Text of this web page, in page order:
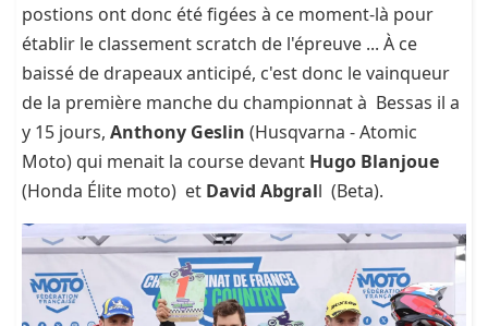
postions ont donc été figées à ce moment-là pour
établir le classement scratch de l'épreuve ... À ce
baissé de drapeaux anticipé, c'est donc le vainqueur
de la première manche du championnat à Bessas il a
y 15 jours, Anthony Geslin (Husqvarna - Atomic
Moto) qui menait la course devant Hugo Blanjoue
(Honda Élite moto) et David Abgrall (Beta).